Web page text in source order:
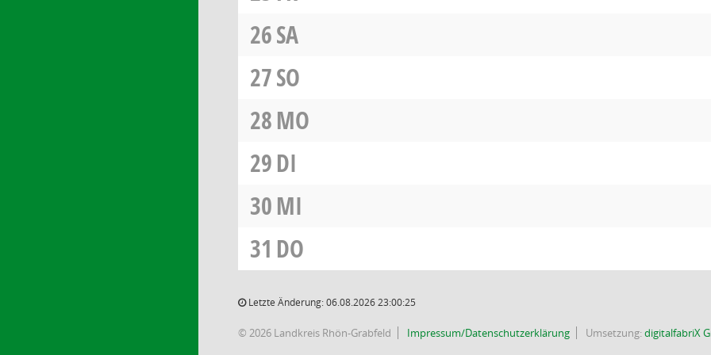
26SA
27SO
28MO
29DI
30MI
31 DO
Letzte Änderung: 06.08.2026 23:00:25
© 2026 Landkreis Rhön-Grabfeld Impressum/Datenschutzerklärung Umsetzung:digitalfabriX